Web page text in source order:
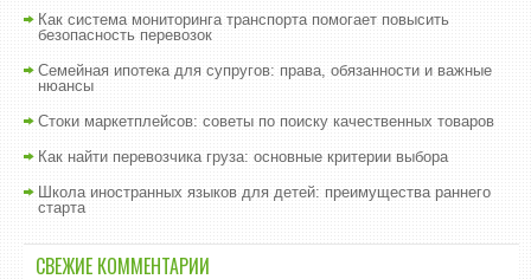
Как система мониторинга транспорта помогает повысить
безопасность перевозок
Семейная ипотека для супругов: права, обязанности и важные
нюансы
Стоки маркетплейсов: советы по поиску качественных товаров
Как найти перевозчика груза: основные критерии выбора
Школа иностранных языков для детей: преимущества раннего
старта
СВЕЖИЕ КОММЕНТАРИИ